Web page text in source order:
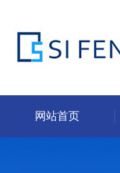
网站首页